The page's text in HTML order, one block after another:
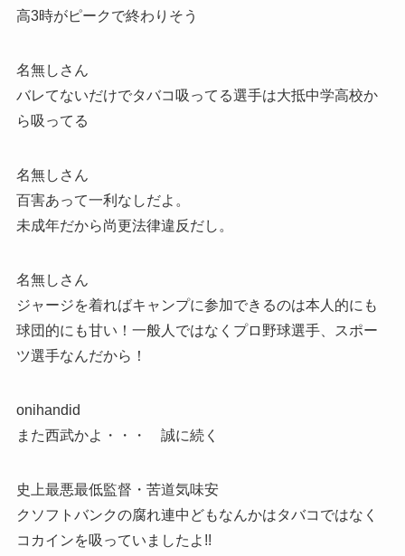
高3時がピークで終わりそう
名無しさん
バレてないだけでタバコ吸ってる選手は大抵中学高校か
ら吸ってる
名無しさん
百害あって一利なしだよ。
未成年だから尚更法律違反だし。
名無しさん
ジャージを着ればキャンプに参加できるのは本人的にも
球団的にも甘い！一般人ではなくプロ野球選手、スポー
ツ選手なんだから！
onihandid
また西武かよ・・・ 誠に続く
史上最悪最低監督・苦道気味安
クソフトバンクの腐れ連中どもなんかはタバコではなく
コカインを吸っていましたよ!!